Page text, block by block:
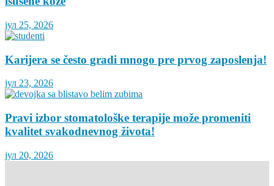
јул 25, 2026
Karijera se često gradi mnogo pre prvog zaposlenja!
јул 23, 2026
Pravi izbor stomatološke terapije može promeniti
kvalitet svakodnevnog života!
јул 20, 2026